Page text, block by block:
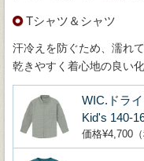
Tシャツ＆シャツ
汗冷えを防ぐため、濡れ
乾きやすく着心地の良い
WIC.ドラ
Kid's 140-
価格¥4,700（